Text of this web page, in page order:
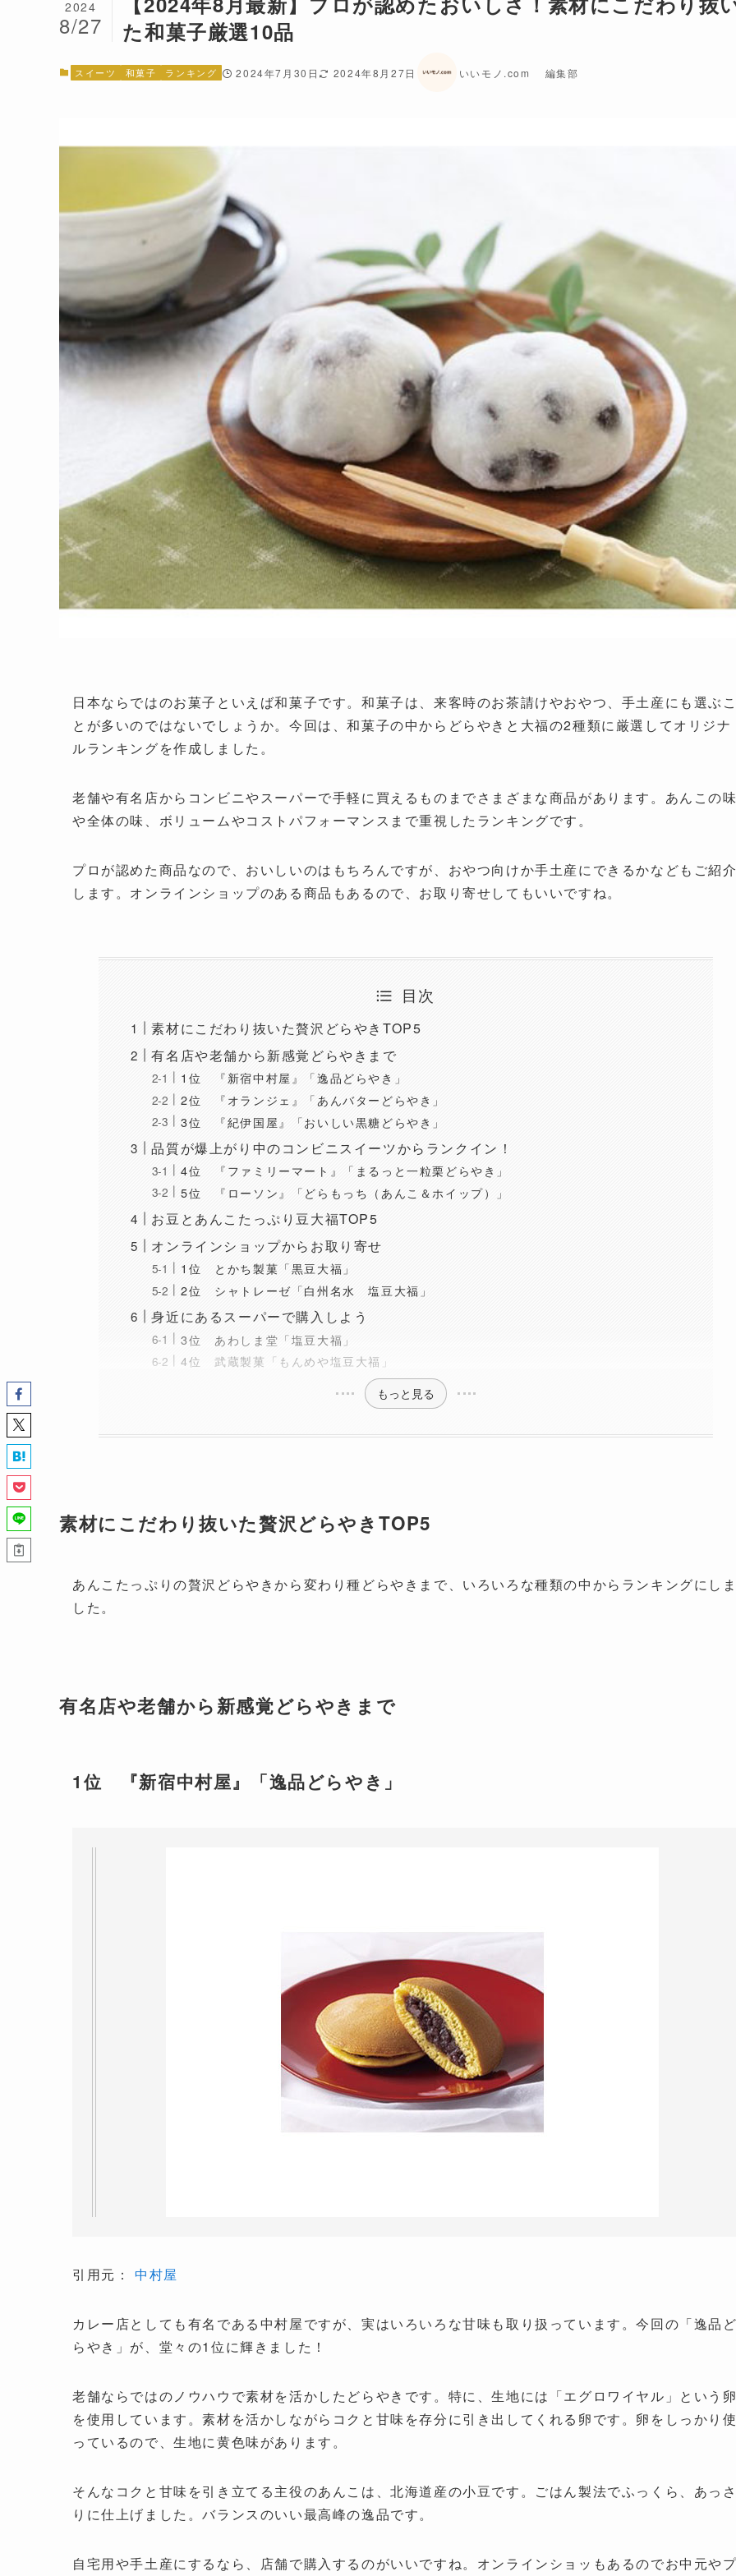
た和菓子厳選10品
2024
8/27
スイーツ 和菓子 ランキング 2024年7月30日 2024年8月27日 いいモノ.com 編集部
日本ならではのお菓子といえば和菓子です。和菓子は、来客時のお茶請けやおやつ、手土産にも選ぶ
とが多いのではないでしょうか。今回は、和菓子の中からどらやきと大福の2種類に厳選してオリジナ
ルランキングを作成しました。
老舗や有名店からコンビニやスーパーで手軽に買えるものまでさまざまな商品があります。あんこの
や全体の味、ボリュームやコストパフォーマンスまで重視したランキングです。
プロが認めた商品なので、おいしいのはもちろんですが、おやつ向けか手土産にできるかなどもご紹
します。オンラインショップのある商品もあるので、お取り寄せしてもいいですね。
目次
素材にこだわり抜いた贅沢どらやきTOP5
有名店や老舗から新感覚どらやきまで
1位 『新宿中村屋』「逸品どらやき」
2位 『オランジェ』「あんバターどらやき」
3位 『紀伊国屋』「おいしい黒糖どらやき」
品質が爆上がり中のコンビニスイーツからランクイン！
4位 『ファミリーマート』「まるっと一粒栗どらやき」
5位 『ローソン』「どらもっち（あんこ＆ホイップ）」
お豆とあんこたっぷり豆大福TOP5
オンラインショップからお取り寄せ
1位 とかち製菓「黒豆大福」
2位 シャトレーゼ「白州名水 塩豆大福」
身近にあるスーパーで購入しよう
3位 あわしま堂「塩豆大福」
4位 武蔵製菓「もんめや塩豆大福」
もっと見る
素材にこだわり抜いた贅沢どらやきTOP5
あんこたっぷりの贅沢どらやきから変わり種どらやきまで、いろいろな種類の中からランキングにし
した。
有名店や老舗から新感覚どらやきまで
1位 『新宿中村屋』「逸品どらやき」
引用元： 中村屋
カレー店としても有名である中村屋ですが、実はいろいろな甘味も取り扱っています。今回の「逸品
らやき」が、堂々の1位に輝きました！
老舗ならではのノウハウで素材を活かしたどらやきです。特に、生地には「エグロワイヤル」という
を使用しています。素材を活かしながらコクと甘味を存分に引き出してくれる卵です。卵をしっかり
っているので、生地に黄色味があります。
そんなコクと甘味を引き立てる主役のあんこは、北海道産の小豆です。ごはん製法でふっくら、あっ
りに仕上げました。バランスのいい最高峰の逸品です。
自宅用や手土産にするなら、店舗で購入するのがいいですね。オンラインショッもあるのでお中元や